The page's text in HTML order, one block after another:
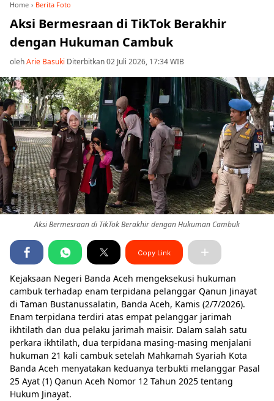
Home Berita Foto
Aksi Bermesraan di TikTok Berakhir
dengan Hukuman Cambuk
olehArie Basuki Diterbitkan 02 Juli 2026, 17:34 WIB
Aksi Bermesraan di TikTok Berakhir dengan Hukuman Cambuk
Copy Link
Kejaksaan Negeri Banda Aceh mengeksekusi hukuman
cambuk terhadap enam terpidana pelanggar Qanun Jinayat
di Taman Bustanussalatin, Banda Aceh, Kamis (2/7/2026).
Enam terpidana terdiri atas empat pelanggar jarimah
ikhtilath dan dua pelaku jarimah maisir. Dalam salah satu
perkara ikhtilath, dua terpidana masing-masing menjalani
hukuman 21 kali cambuk setelah Mahkamah Syariah Kota
Banda Aceh menyatakan keduanya terbukti melanggar Pasal
25 Ayat (1) Qanun Aceh Nomor 12 Tahun 2025 tentang
Hukum Jinayat.